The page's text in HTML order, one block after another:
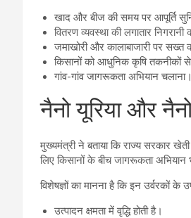
खाद और बीज की समय पर आपूर्ति
वितरण व्यवस्था की लगातार निगरानी
जमाखोरी और कालाबाजारी पर सख्त
किसानों को आधुनिक कृषि तकनीकों
गांव-गांव जागरूकता अभियान चलाना।
नैनो यूरिया और
मुख्यमंत्री ने बताया कि राज्य सरकार
लिए किसानों के बीच जागरूकता अभियान
विशेषज्ञों का मानना है कि इन उर्वरकों के
उत्पादन क्षमता में वृद्धि होती है।